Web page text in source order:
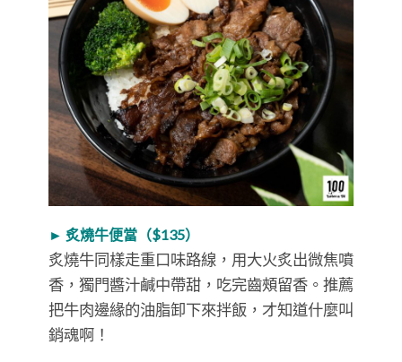
► 炙燒牛便當（$135）
炙燒牛同樣走重口味路線，用大火炙出微焦噴
香，獨門醬汁鹹中帶甜，吃完齒頰留香。推薦
把牛肉邊緣的油脂卸下來拌飯，才知道什麼叫
銷魂啊！